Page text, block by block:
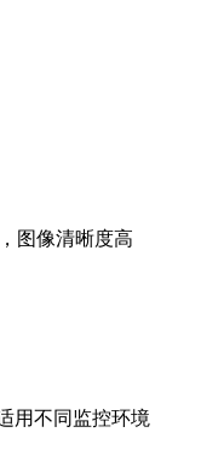
图像清晰度高
用不同监控环境